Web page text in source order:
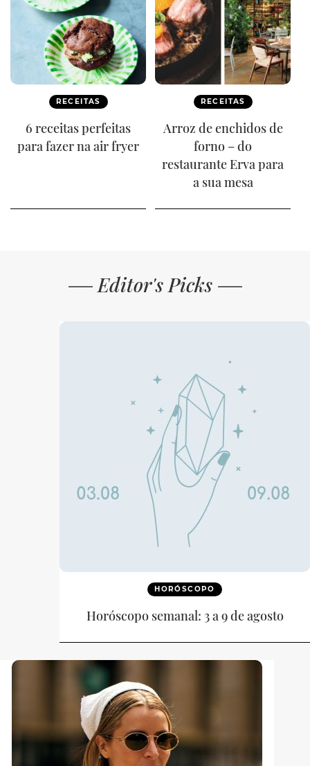
RECEITAS
6 receitas perfeitas
para fazer na air fryer
RECEITAS
Arroz de enchidos de
forno – do
restaurante Erva para
a sua mesa
Editor's Picks
HORÓSCOPO
Horóscopo semanal: 3 a 9 de agosto